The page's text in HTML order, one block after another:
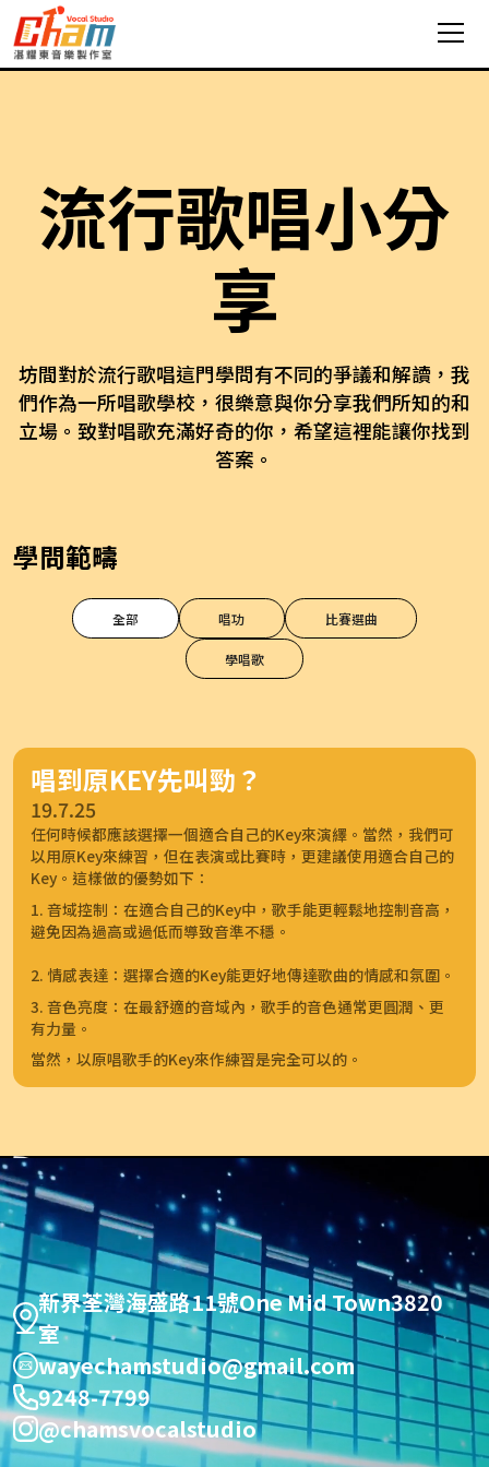
流行歌唱小分
享
坊間對於流行歌唱這門學問有不同的爭議和解讀，我
們作為一所唱歌學校，很樂意與你分享我們所知的和
立場。致對唱歌充滿好奇的你，希望這裡能讓你找到
答案。
學問範疇
全部 唱功 比賽選曲
學唱歌
唱到原KEY先叫勁？
19.7.25
任何時候都應該選擇一個適合自己的Key來演繹。當然，我們可
以用原Key來練習，但在表演或比賽時，更建議使用適合自己的
Key。這樣做的優勢如下：
1. 音域控制：在適合自己的Key中，歌手能更輕鬆地控制音高，
避免因為過高或過低而導致音準不穩。
2. 情感表達：選擇合適的Key能更好地傳達歌曲的情感和氛圍。
3. 音色亮度：在最舒適的音域內，歌手的音色通常更圓潤、更
有力量。
當然，以原唱歌手的Key來作練習是完全可以的。
新界荃灣海盛路11號One Mid Town3820
室
wayechamstudio@gmail.com
9248-7799
@chamsvocalstudio